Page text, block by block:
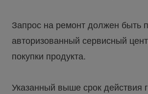
Запрос на ремонт должен быть
авторизованный сервисный
покупки продукта.
Указанный выше срок действия